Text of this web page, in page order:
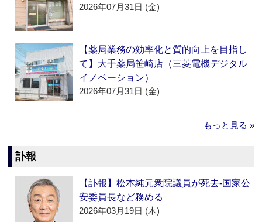
2026年07月31日 (金)
【薬局業務の効率化と質的向上を目指し
て】大手薬局笹崎店（三菱電機デジタル
イノベーション）
2026年07月31日 (金)
もっと見る »
訃報
【訃報】松本純元衆院議員が死去‐国家公
安委員長など務める
2026年03月19日 (木)